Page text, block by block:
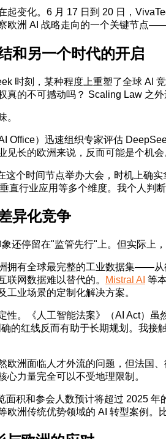
起变化。6 月 17 日到 20 日，
欧洲 AI 战略走向的一个关键节点
和另一个时代的开启
时刻，某种程度上重塑了全球 AI
真的不可撼动吗？ Scaling Law 之外
。
Office）迅速组织专家评估
见长的欧洲来说，反而可能是个机
这个时间节点举办大会，时机上确
直行业应用等多个维度。我个人判
异化竞争
还停留在"监管先行"上。但实际上
拥有全球最完整的工业数据集——
联网数据难以替代的。
Mistral AI 等
工业场景的定制化解决方案。
性。《人工智能法案》（AI Act）
红线反而有助于长期规划。我接
欧洲面临人才外流的问题，但法国
心力量完全可以不受地理限制。
面积和参会人数预计将超过 2025
欧洲传统优势领域的 AI 转型案例。